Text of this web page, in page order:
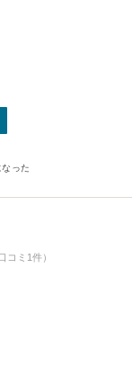
った
コミ1件）